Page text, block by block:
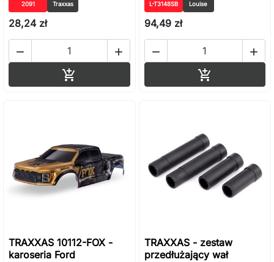
2091
Traxxas
28,24 zł
 

L-T3148SB
Louise
94,49 zł
 

TRAXXAS 10112-FOX -
karoseria Ford
TRAXXAS - zestaw
przedłużający wał